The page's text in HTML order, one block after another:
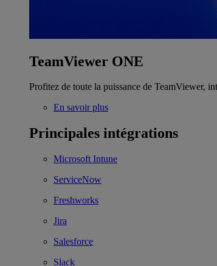
TeamViewer ONE
Profitez de toute la puissance de TeamViewer,
En savoir plus
Principales intégrations
Microsoft Intune
ServiceNow
Freshworks
Jira
Salesforce
Slack